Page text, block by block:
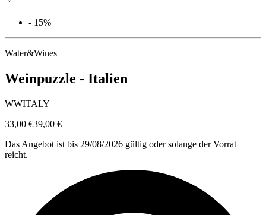
- 15%
Water&Wines
Weinpuzzle - Italien
WWITALY
33,00 €39,00 €
Das Angebot ist bis 29/08/2026 gültig oder solange der Vorrat
reicht.